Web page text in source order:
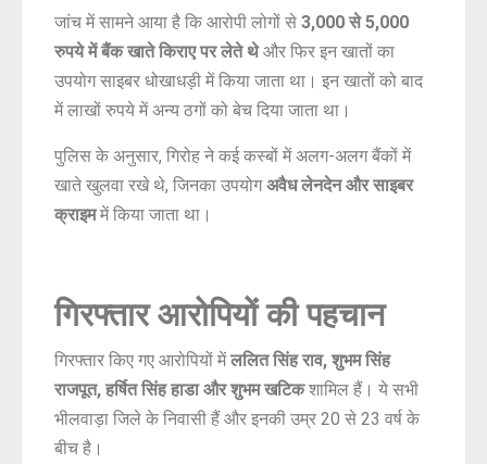
जांच में सामने आया है कि आरोपी लोगों से 3,000 से 5,000
रुपये में बैंक खाते किराए पर लेते थेऔर फिर इन खातों का
उपयोग साइबर धोखाधड़ी में किया जाता था। इन खातों को बाद
में लाखों रुपये में अन्य ठगों को बेच दिया जाता था।
पुलिस के अनुसार, गिरोह ने कई कस्बों में अलग-अलग बैंकों में
खाते खुलवा रखे थे, जिनका उपयोगअवैध लेनदेन और साइबर
क्राइममें किया जाता था।
गिरफ्तार आरोपियों की पहचान
गिरफ्तार किए गए आरोपियों मेंललित सिंह राव, शुभम सिंह
राजपूत, हर्षित सिंह हाडा और शुभम खटिकशामिल हैं। ये सभी
भीलवाड़ा जिले के निवासी हैं और इनकी उम्र 20 से 23 वर्ष के
बीच है।